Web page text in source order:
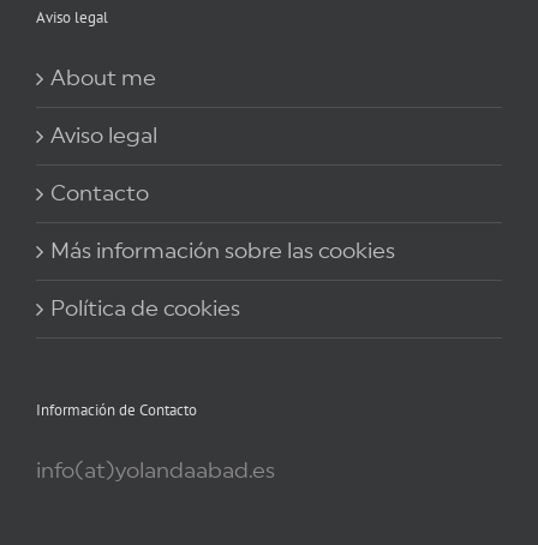
Aviso legal
About me
Aviso legal
Contacto
Más información sobre las cookies
Política de cookies
Información de Contacto
info(at)yolandaabad.es